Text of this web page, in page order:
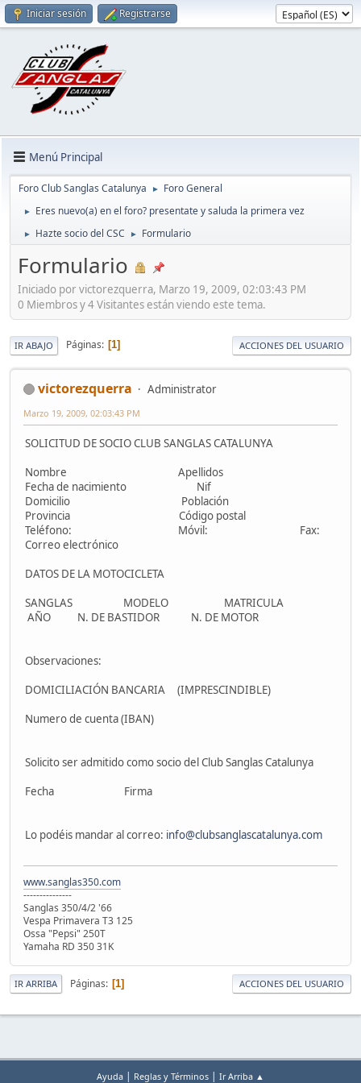
Iniciar sesión Registrarse
Menú Principal
Foro Club Sanglas Catalunya ► Foro General
► Eres nuevo(a) en el foro? presentate y saluda la primera vez
► Hazte socio del CSC ► Formulario
Formulario
Iniciado por victorezquerra, Marzo 19, 2009, 02:03:43 PM
0 Miembros y 4 Visitantes están viendo este tema.
IR ABAJO Páginas 1 ACCIONES DEL USUARIO
victorezquerra Administrator
Marzo 19, 2009, 02:03:43 PM
SOLICITUD DE SOCIO CLUB SANGLAS CATALUNYA
Nombre Apellidos
Fecha de nacimiento Nif
Domicilio Población
Provincia Código postal
Teléfono: Móvil: Fax:
Correo electrónico
DATOS DE LA MOTOCICLETA
SANGLAS MODELO MATRICULA
AÑO N. DE BASTIDOR N. DE MOTOR
Observaciones:
DOMICILIACIÓN BANCARIA (IMPRESCINDIBLE)
Numero de cuenta (IBAN)
Solicito ser admitido como socio del Club Sanglas Catalunya
Fecha Firma
Lo podéis mandar al correo: info@clubsanglascatalunya.com
www.sanglas350.com
---------------
Sanglas 350/4/2 '66
Vespa Primavera T3 125
Ossa "Pepsi" 250T
Yamaha RD 350 31K
IR ARRIBA Páginas 1 ACCIONES DEL USUARIO
Ayuda Reglas y Términos Ir Arriba ▲